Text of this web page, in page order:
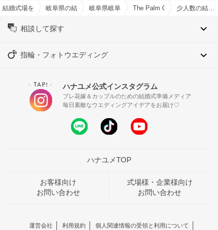
結婚式場を探すならハナユメ
岐阜県の結婚式場一覧岐阜県岐阜市の結婚式場一覧The Palm Garden（ザ・パー
少人数の結婚式特集
相談して探す
指輪・フォトウエディング
＼ TAP! ／ ハナユメ公式インスタグラム
プレ花嫁＆カップルのための結婚式準備メディア
毎日素敵なウエディングアイデアをお届け♡
ハナユメTOP
お客様向け
お問い合わせ
式場様・企業様向け
お問い合わせ
運営会社 利用規約 個人関連情報の受領と利用について